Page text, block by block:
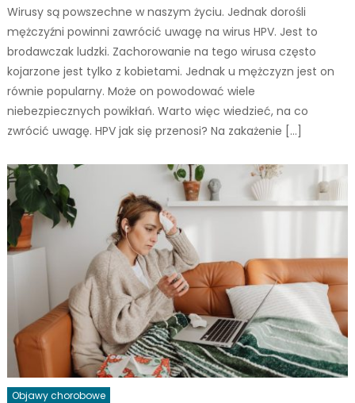
Wirusy są powszechne w naszym życiu. Jednak dorośli
mężczyźni powinni zawrócić uwagę na wirus HPV. Jest to
brodawczak ludzki. Zachorowanie na tego wirusa często
kojarzone jest tylko z kobietami. Jednak u mężczyzn jest on
równie popularny. Może on powodować wiele
niebezpiecznych powikłań. Warto więc wiedzieć, na co
zwrócić uwagę. HPV jak się przenosi? Na zakażenie […]
Objawy chorobowe